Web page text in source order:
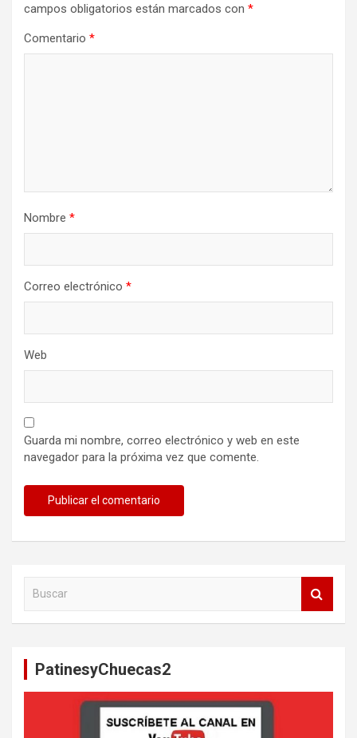
campos obligatorios están marcados con *
Comentario *
Nombre *
Correo electrónico *
Web
Guarda mi nombre, correo electrónico y web en este
navegador para la próxima vez que comente.
PatinesyChuecas2